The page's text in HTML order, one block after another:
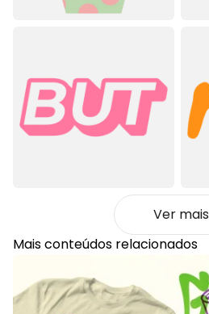
Ver mais
Mais conteúdos relacionados